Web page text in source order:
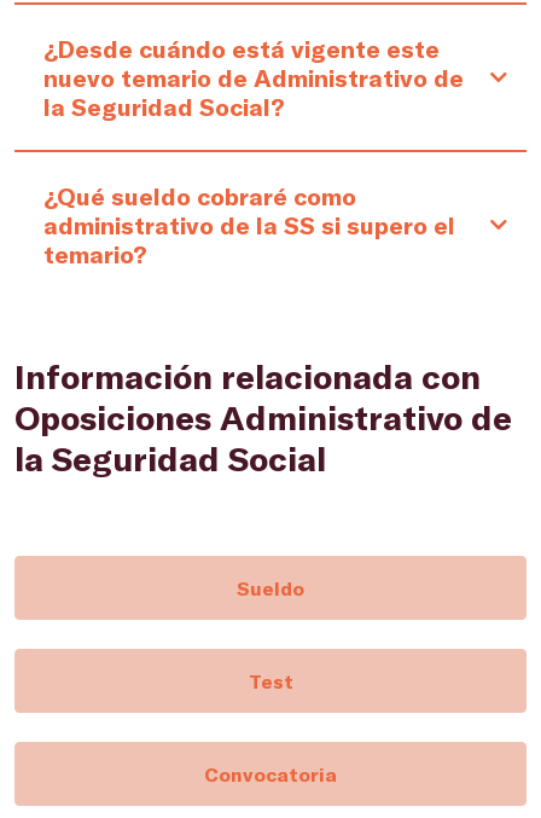
¿Desde cuándo está vigente este
nuevo temario de Administrativo de
la Seguridad Social?
¿Qué sueldo cobraré como
administrativo de la SS si supero el
temario?
Información relacionada con
Oposiciones Administrativo de
la Seguridad Social
Sueldo
Test
Convocatoria